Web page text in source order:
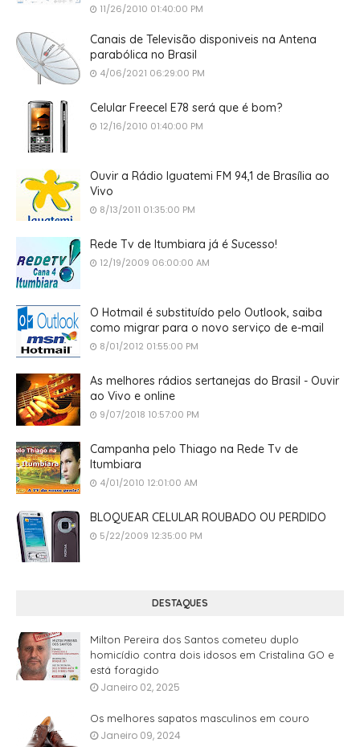
11/26/2010 01:40:00 PM
Canais de Televisão disponiveis na Antena
parabólica no Brasil
4/06/2021 06:29:00 PM
Celular Freecel E78 será que é bom?
12/16/2010 01:40:00 PM
Ouvir a Rádio Iguatemi FM 94,1 de Brasília ao
Vivo
8/13/2011 01:35:00 PM
Rede Tv de Itumbiara já é Sucesso!
12/19/2009 06:00:00 AM
O Hotmail é substituído pelo Outlook, saiba
como migrar para o novo serviço de e-mail
8/01/2012 01:55:00 PM
As melhores rádios sertanejas do Brasil - Ouvir
ao Vivo e online
9/07/2018 10:57:00 PM
Campanha pelo Thiago na Rede Tv de
Itumbiara
4/01/2010 12:01:00 AM
BLOQUEAR CELULAR ROUBADO OU PERDIDO
5/22/2009 12:35:00 PM
DESTAQUES
Milton Pereira dos Santos cometeu duplo
homicídio contra dois idosos em Cristalina GO e
está foragido
Janeiro 02, 2025
Os melhores sapatos masculinos em couro
Janeiro 09, 2024